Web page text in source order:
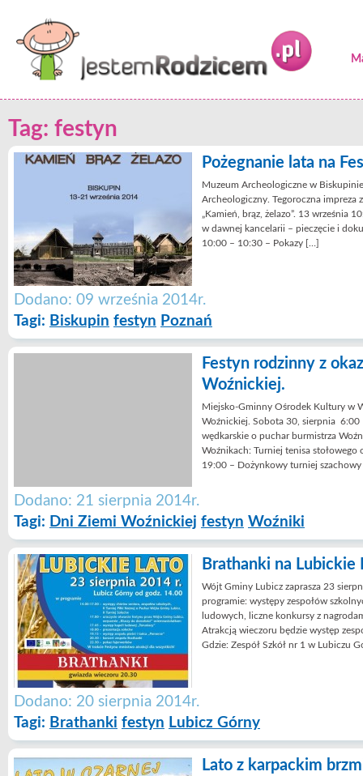
Tag: festyn
Pożegnanie lata na
Muzeum Archeologiczne w
Archeologiczny. Tegoroczna impreza
„Kamień, brąz, żelazo”. 13 września
w dawnej kancelarii – pieczęcie i
10:00 – 10:30 – Pokazy […]
Dodano: 09 września 2014r.
Tagi: Biskupin festyn Poznań
Festyn rodzinny z
Woźnickiej.
Miejsko-Gminny Ośrodek Kultury w
Woźnickiej. Sobota 30, sierpnia 6:00
wędkarskie o puchar burmistrza
Woźnikach: Turniej tenisa
19:00 – Dożynkowy turniej
Dodano: 21 sierpnia 2014r.
Tagi: Dni Ziemi Woźnickiej festyn Woźniki
Brathanki na Lubickie
Wójt Gminy Lubicz zaprasza 23
programie: występy zespołów
ludowych, liczne konkursy z
Atrakcją wieczoru będzie występ
Gdzie: Zespół Szkół nr 1 w Lubiczu
Dodano: 20 sierpnia 2014r.
Tagi: Brathanki festyn Lubicz Górny
Lato z karpackim